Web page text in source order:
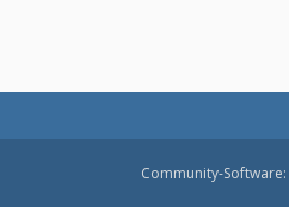
Community-Software: